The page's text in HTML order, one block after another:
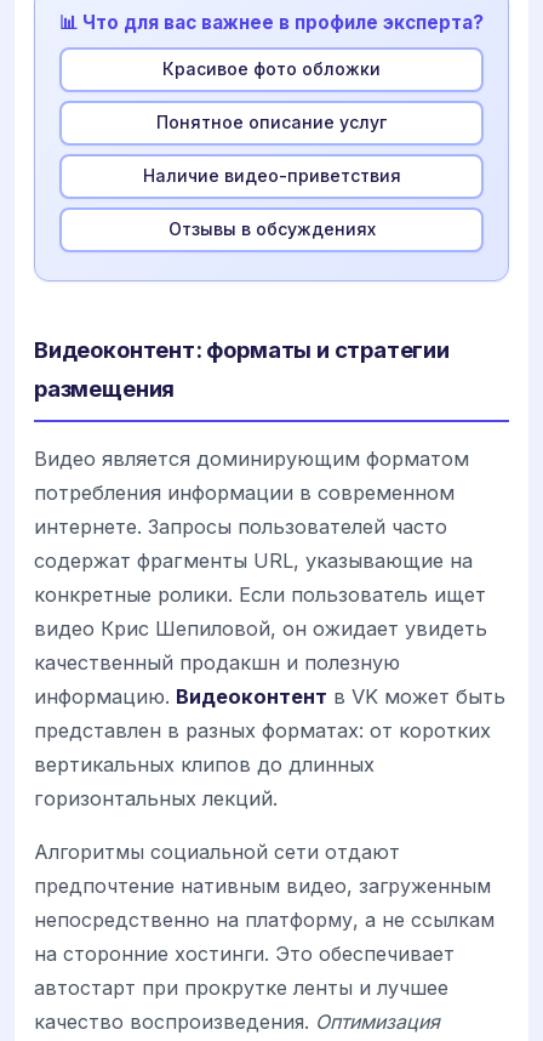
📊 Что для вас важнее в профиле эксперта?
Красивое фото обложки
Понятное описание услуг
Наличие видео-приветствия
Отзывы в обсуждениях
Видеоконтент: форматы и стратегии
размещения
Видео является доминирующим форматом
потребления информации в современном
интернете. Запросы пользователей часто
содержат фрагменты URL, указывающие на
конкретные ролики. Если пользователь ищет
видео Крис Шепиловой, он ожидает увидеть
качественный продакшн и полезную
информацию. Видеоконтент в VK может быть
представлен в разных форматах: от коротких
вертикальных клипов до длинных
горизонтальных лекций.
Алгоритмы социальной сети отдают
предпочтение нативным видео, загруженным
непосредственно на платформу, а не ссылкам
на сторонние хостинги. Это обеспечивает
автостарт при прокрутке ленты и лучшее
качество воспроизведения. Оптимизация